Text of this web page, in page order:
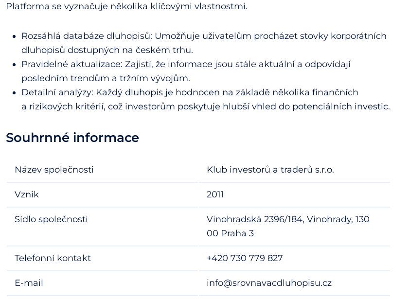
Platforma se vyznačuje několika klíčovými vlastnostmi.
Rozsáhlá databáze dluhopisů: Umožňuje uživatelům procházet stovky korporátních
dluhopisů dostupných na českém trhu.
Pravidelné aktualizace: Zajistí, že informace jsou stále aktuální a odpovídají
posledním trendům a tržním vývojům.
Detailní analýzy: Každý dluhopis je hodnocen na základě několika finančních
a rizikových kritérií, což investorům poskytuje hlubší vhled do potenciálních investic.
Souhrnné informace
Název společnosti Klub investorů a traderů s.r.o.
Vznik 2011
Sídlo společnosti
Vinohradská 2396/184, Vinohrady, 130
00 Praha 3
Telefonní kontakt +420 730 779 827
E-mail info@srovnavacdluhopisu.cz